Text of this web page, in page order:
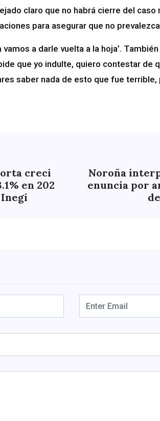
claro que no habrá cierre del caso
para asegurar que no
a darle vuelta a la hoja’.
que yo indulte, quiero contestar de
saber nada de esto que fue
creci
en 202
Noroña
enuncia por